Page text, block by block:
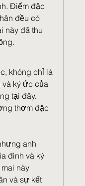
Điểm đặc
đều có
này đã thu
không chỉ là
và ký ức của
tại đây.
thơm đặc
anh
đình và ký
này
và sự kết